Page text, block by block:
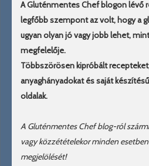
A Gluténmentes Chef blogon lévő
legfőbb szempont az volt, hogy a
ugyan olyan jó vagy jobb lehet,
megfelelője.
Többszörösen kipróbált
anyaghányadokat és saját
oldalak.
A Gluténmentes Chef blog-ról
vagy közzétételekor minden
megjelölését!